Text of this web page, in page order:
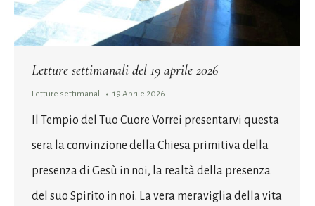
Letture settimanali del 19 aprile 2026
Letture settimanali 19 Aprile 2026
Il Tempio del Tuo Cuore Vorrei presentarvi questa
sera la convinzione della Chiesa primitiva della
presenza di Gesù in noi, la realtà della presenza
del suo Spirito in noi. La vera meraviglia della vita